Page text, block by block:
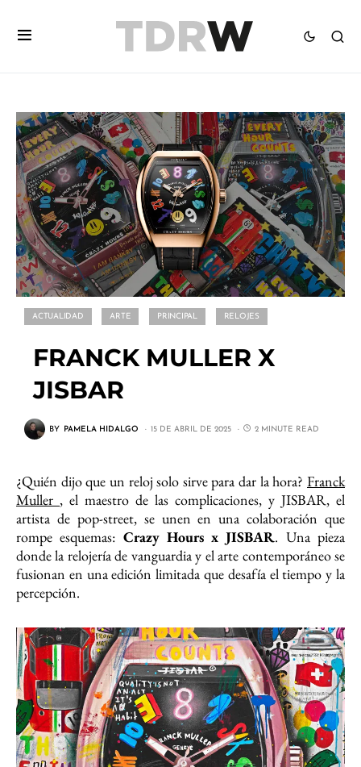
ACTUALIDAD ARTE PRINCIPAL RELOJES
FRANCK MULLER X
JISBAR
BY PAMELA HIDALGO 15 DE ABRIL DE 2025 2 MINUTE READ
¿Quién dijo que un reloj solo sirve para dar la hora? Franck
Muller , el maestro de las complicaciones, y JISBAR, el
artista de pop-street, se unen en una colaboración que
rompe esquemas: Crazy Hours x JISBAR. Una pieza
donde la relojería de vanguardia y el arte contemporáneo se
fusionan en una edición limitada que desafía el tiempo y la
percepción.